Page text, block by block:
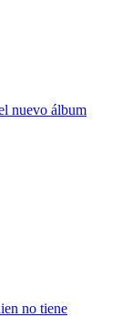
nuevo álbum
no tiene